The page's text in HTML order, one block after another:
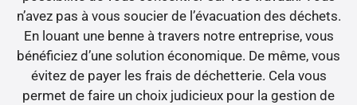
n’avez pas à vous soucier de l’évacuation des déchets.
En louant une benne à travers notre entreprise, vous
bénéficiez d’une solution économique. De même, vous
évitez de payer les frais de déchetterie. Cela vous
permet de faire un choix judicieux pour la gestion de